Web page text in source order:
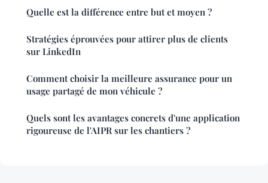
Quelle est la différence entre but et moyen ?
Stratégies éprouvées pour attirer plus de clients
sur LinkedIn
Comment choisir la meilleure assurance pour un
usage partagé de mon véhicule ?
Quels sont les avantages concrets d'une application
rigoureuse de l'AIPR sur les chantiers ?